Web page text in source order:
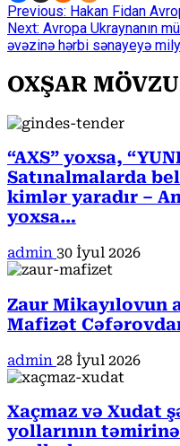
Continue
Reading
Previous: Hakan Fidan
Next: Avropa Ukraynanın
əvəzinə hərbi sənayeyə
OXŞAR
“AXS” yoxsa,
Satınalmalarda
kimlər yaradır –
yoxsa…
admin 30 İyul 2026
Zaur Mikayılovun
Mafizət
admin 28 İyul 2026
Xaçmaz və Xudat
yollarının